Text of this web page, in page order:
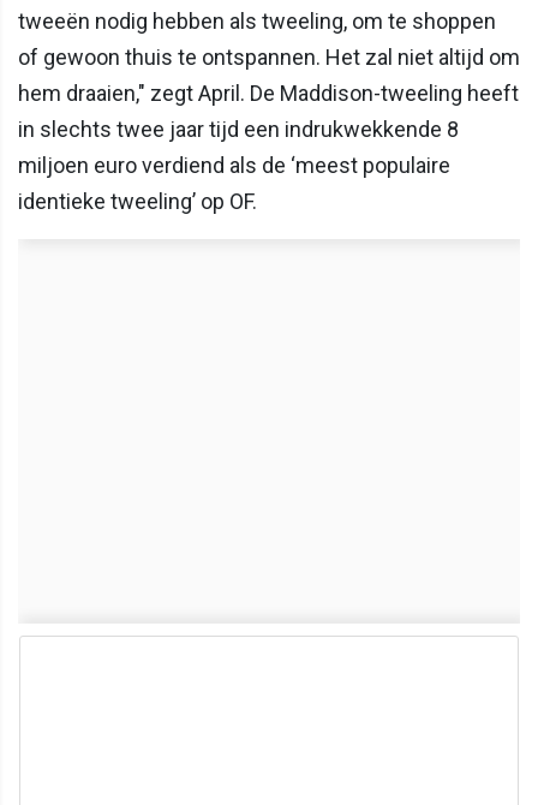
tweeën nodig hebben als tweeling, om te shoppen
of gewoon thuis te ontspannen. Het zal niet altijd om
hem draaien," zegt April. De Maddison-tweeling heeft
in slechts twee jaar tijd een indrukwekkende 8
miljoen euro verdiend als de ‘meest populaire
identieke tweeling’ op OF.